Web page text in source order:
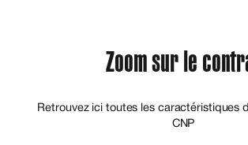
Zoom sur le
Retrouvez ici toutes les caractéristiques
CNP